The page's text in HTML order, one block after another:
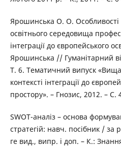
Ярошинська О. О.
освітнього середовища
інтеграції до європейського
Ярошинська // Гуманітарний
Т. 6. Тематичний випуск «Вища
контексті інтеграції до
простору». – Гнозис, 2012. – С.
SWOT-аналіз – основа
стратегій: навч. посібник / за
ге вид., випр. і доп. – К.: